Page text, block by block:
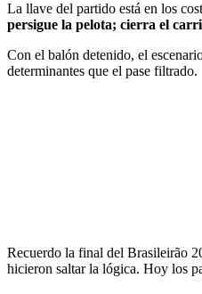
La llave del partido está en los
persigue la pelota; cierra el
Con el balón detenido, el
determinantes que el pase filtrado.
Recuerdo la final del Brasileirão
hicieron saltar la lógica. Hoy los